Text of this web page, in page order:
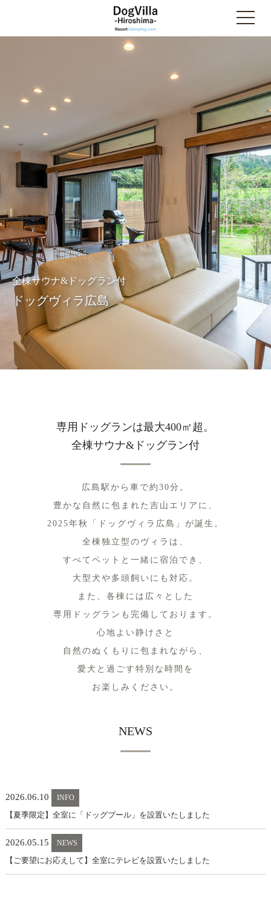
SCROLL
全棟サウナ&ドッグラン付
ドッグヴィラ広島
専用ドッグランは最大400㎡超。
全棟サウナ&ドッグラン付
広島駅から車で約30分。
豊かな自然に包まれた吉山エリアに、
2025年秋「ドッグヴィラ広島」が誕生。
全棟独立型のヴィラは、
すべてペットと一緒に宿泊でき、
大型犬や多頭飼いにも対応。
また、各棟には広々とした
専用ドッグランも完備しております。
心地よい静けさと
自然のぬくもりに包まれながら、
愛犬と過ごす特別な時間を
お楽しみください。
NEWS
2026.06.10 INFO
【夏季限定】全室に「ドッグプール」を設置いたしました
2026.05.15 NEWS
【ご要望にお応えして】全室にテレビを設置いたしました